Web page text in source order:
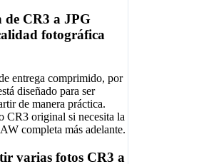
de CR3 a JPG
fotográfica
entrega comprimido, por
diseñado para ser
de manera práctica.
CR3 original si necesita la
completa más adelante.
varias fotos CR3 a